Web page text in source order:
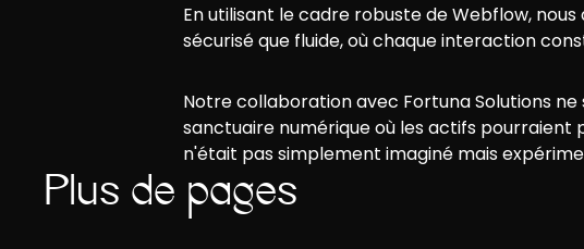
En utilisant le cadre robuste de Webflow,
sécurisé que fluide, où chaque interaction
Notre collaboration avec Fortuna Solutions
sanctuaire numérique où les actifs
n'était pas simplement imaginé mais
Plus de pages